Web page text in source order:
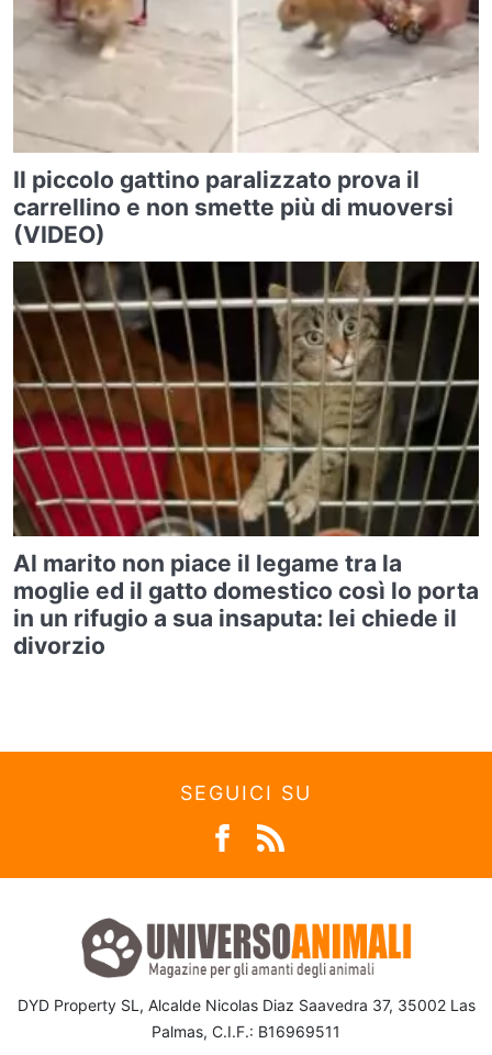
Il piccolo gattino paralizzato prova il
carrellino e non smette più di muoversi
(VIDEO)
Al marito non piace il legame tra la
moglie ed il gatto domestico così lo porta
in un rifugio a sua insaputa: lei chiede il
divorzio
SEGUICI SU
DYD Property SL, Alcalde Nicolas Diaz Saavedra 37, 35002 Las
Palmas, C.I.F.: B16969511